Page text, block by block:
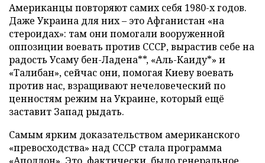
Американцы повторяют самих себя 1980-х годов.
Даже Украина для них – это Афганистан «на
стероидах»: там они помогали вооруженной
оппозиции воевать против СССР, вырастив себе на
радость Усаму бен-Ладена**, «Аль-Каиду*» и
«Талибан», сейчас они, помогая Киеву воевать
против нас, взращивают нечеловеческий по
ценностям режим на Украине, который ещё
заставит Запад рыдать.
Самым ярким доказательством американского
«превосходства» над СССР стала программа